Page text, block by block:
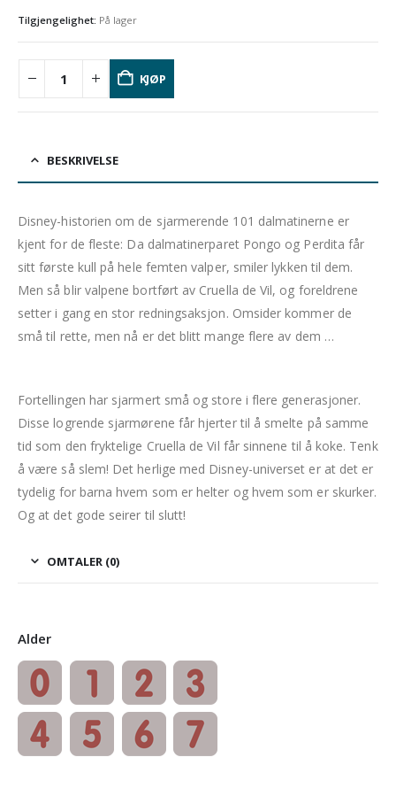
Tilgjengelighet: På lager
KJØP
BESKRIVELSE
Disney-historien om de sjarmerende 101 dalmatinerne er
kjent for de fleste: Da dalmatinerparet Pongo og Perdita får
sitt første kull på hele femten valper, smiler lykken til dem.
Men så blir valpene bortført av Cruella de Vil, og foreldrene
setter i gang en stor redningsaksjon. Omsider kommer de
små til rette, men nå er det blitt mange flere av dem …
Fortellingen har sjarmert små og store i flere generasjoner.
Disse logrende sjarmørene får hjerter til å smelte på samme
tid som den fryktelige Cruella de Vil får sinnene til å koke. Tenk
å være så slem! Det herlige med Disney-universet er at det er
tydelig for barna hvem som er helter og hvem som er skurker.
Og at det gode seirer til slutt!
OMTALER (0)
Alder